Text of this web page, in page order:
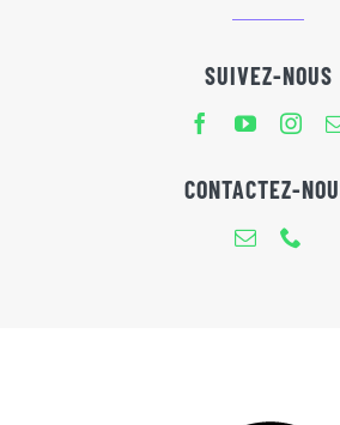
SUIVEZ-NOUS
CONTACTEZ-